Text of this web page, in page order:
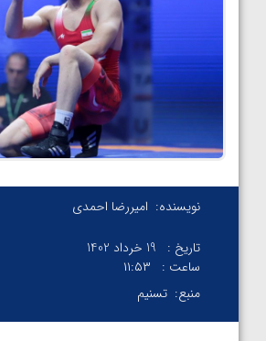
نویسنده: امیررضا احمدی
تاریخ :
19 خرداد 1402
ساعت :
۱۱:۵۳
منبع: تسنیم